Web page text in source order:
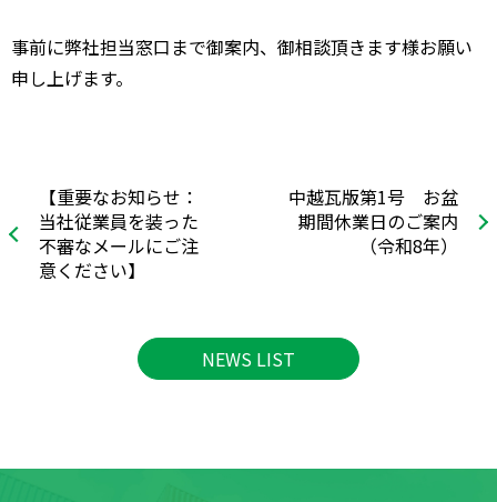
事前に弊社担当窓口まで御案内、御相談頂きます様お願い
申し上げます。
【重要なお知らせ：
当社従業員を装った
不審なメールにご注
意ください】
中越瓦版第1号 お盆
期間休業日のご案内
（令和8年）
NEWS LIST